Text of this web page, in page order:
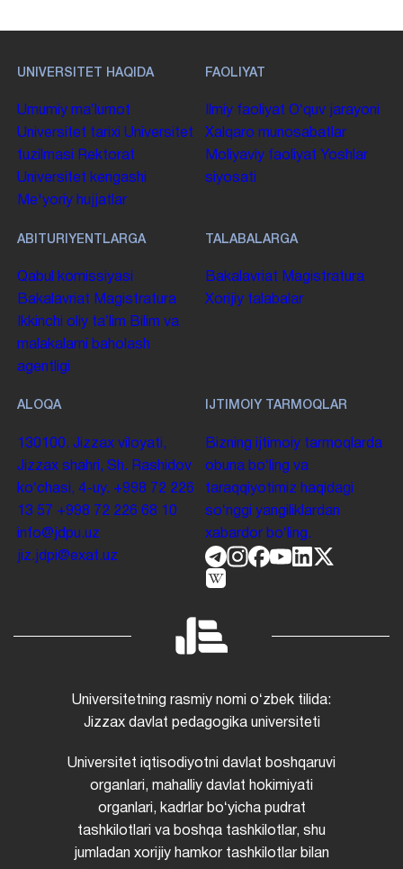
UNIVERSITET HAQIDA
Umumiy maʼlumot
Universitet tarixi Universitet
tuzilmasi
Rektorat
Universitet kengashi
Me'yoriy hujjatlar
FAOLIYAT
Ilmiy faoliyat Oʻquv jarayoni
Xalqaro munosabatlar
Moliyaviy faoliyat Yoshlar
siyosati
ABITURIYENTLARGA
Qabul komissiyasi
Bakalavriat Magistratura
Ikkinchi oliy taʼlim Bilim va
malakalarni baholash
agentligi
TALABALARGA
Bakalavriat Magistratura
Xorijiy talabalar
ALOQA
130100. Jizzax viloyati,
Jizzax shahri, Sh. Rashidov
koʻchasi, 4-uy. +998 72 226
13 57 +998 72 226 68 10
info@jdpu.uz
jiz.jdpi@exat.uz
IJTIMOIY TARMOQLAR
Bizning ijtimoiy tarmoqlarda
obuna boʻling va
taraqqiyotimiz haqidagi
soʻnggi yangiliklardan
xabardor boʻling.
Universitetning rasmiy nomi oʻzbek tilida:
Jizzax davlat pedagogika universiteti
Universitet iqtisodiyotni davlat boshqaruvi
organlari, mahalliy davlat hokimiyati
organlari, kadrlar boʻyicha pudrat
tashkilotlari va boshqa tashkilotlar, shu
jumladan xorijiy hamkor tashkilotlar bilan